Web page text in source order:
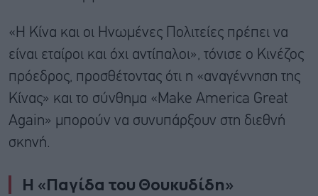
«Η Κίνα και οι Ηνωμένες Πολιτείες πρέπει να
είναι εταίροι και όχι αντίπαλοι», τόνισε ο Κινέζος
πρόεδρος, προσθέτοντας ότι η «αναγέννηση της
Κίνας» και το σύνθημα «Make America Great
Again» μπορούν να συνυπάρξουν στη διεθνή
σκηνή.
Η «Παγίδα του Θουκυδίδη»